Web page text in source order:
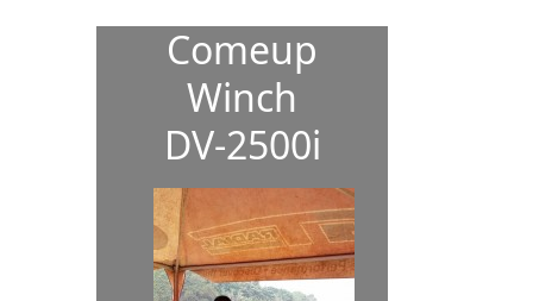
Comeup
Winch
DV-2500i